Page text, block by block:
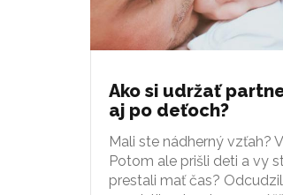
Ako si udržať
aj po deťoch?
Mali ste nádherný vzťah?
Potom ale prišli deti a vy
prestali mať čas?